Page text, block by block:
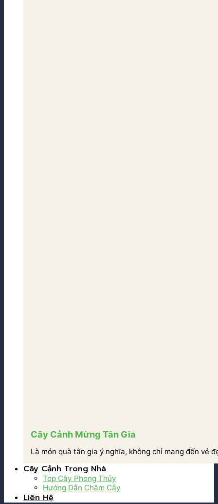
Cây Cảnh Mừng Tân Gia
Là món quà tân gia ý nghĩa, không chỉ mang đến vẻ
Cây Cảnh Trong Nhà
Top Cây Phong Thủy
Hướng Dẫn Chăm Cây
Liên Hệ